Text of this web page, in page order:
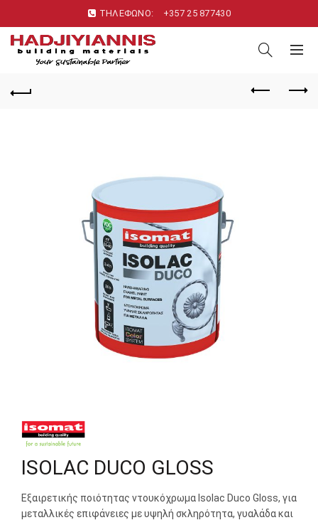
ΤΗΛΕΦΩΝΟ: +357 25 877430
ISOLAC DUCO GLOSS
Εξαιρετικής ποιότητας ντουκόχρωμα Isolac Duco Gloss, για
μεταλλικές επιφάνειες με υψηλή σκληρότητα, γυαλάδα και